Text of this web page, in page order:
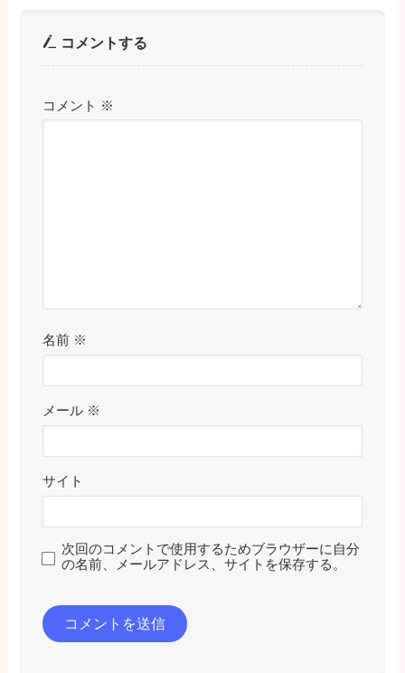
コメントする
コメント ※
名前 ※
メール ※
サイト
次回のコメントで使用するためブラウザーに自分
の名前、メールアドレス、サイトを保存する。